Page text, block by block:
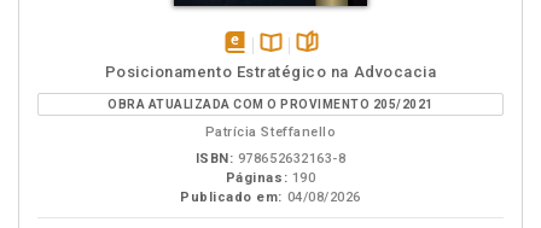
disponível
em
eBook
Disponível
na
B.V.
páginas
Posicionamento Estratégico na Advocacia
OBRA ATUALIZADA COM O PROVIMENTO 205/2021
Patrícia Steffanello
ISBN: 978652632163-8
Páginas: 190
Publicado em: 04/08/2026